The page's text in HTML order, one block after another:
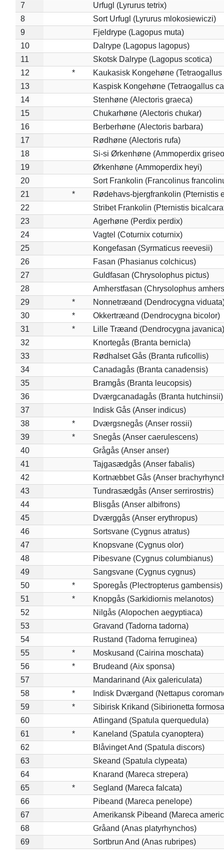
7
Urfugl (Lyrurus tetrix)
8
Sort Urfugl (Lyrurus mlokosiewiczi)
9
Fjeldrype (Lagopus muta)
10
Dalrype (Lagopus lagopus)
11
Skotsk Dalrype (Lagopus scotica)
12
*
Kaukasisk Kongehøne
13
Kaspisk Kongehøne (Tetraogallus
14
Stenhøne (Alectoris graeca)
15
Chukarhøne (Alectoris chukar)
16
Berberhøne (Alectoris barbara)
17
Rødhøne (Alectoris rufa)
18
Si-si Ørkenhøne (Ammoperdix
19
Ørkenhøne (Ammoperdix heyi)
20
Sort Frankolin (Francolinus
21
*
Rødehavs-bjergfrankolin (Pternistis
22
Stribet Frankolin (Pternistis
23
Agerhøne (Perdix perdix)
24
Vagtel (Coturnix coturnix)
25
Kongefasan (Syrmaticus reevesii)
26
Fasan (Phasianus colchicus)
27
Guldfasan (Chrysolophus pictus)
28
Amherstfasan (Chrysolophus
29
*
Nonnetræand (Dendrocygna
30
*
Okkertræand (Dendrocygna bicolor)
31
*
Lille Træand (Dendrocygna javanica)
32
Knortegås (Branta bernicla)
33
Rødhalset Gås (Branta ruficollis)
34
Canadagås (Branta canadensis)
35
Bramgås (Branta leucopsis)
36
Dværgcanadagås (Branta hutchinsii)
37
Indisk Gås (Anser indicus)
38
*
Dværgsnegås (Anser rossii)
39
*
Snegås (Anser caerulescens)
40
Grågås (Anser anser)
41
Tajgasædgås (Anser fabalis)
42
Kortnæbbet Gås (Anser
43
Tundrasædgås (Anser serrirostris)
44
Blisgås (Anser albifrons)
45
Dværggås (Anser erythropus)
46
Sortsvane (Cygnus atratus)
47
Knopsvane (Cygnus olor)
48
Pibesvane (Cygnus columbianus)
49
Sangsvane (Cygnus cygnus)
50
*
Sporegås (Plectropterus gambensis)
51
*
Knopgås (Sarkidiornis melanotos)
52
Nilgås (Alopochen aegyptiaca)
53
Gravand (Tadorna tadorna)
54
Rustand (Tadorna ferruginea)
55
*
Moskusand (Cairina moschata)
56
*
Brudeand (Aix sponsa)
57
Mandarinand (Aix galericulata)
58
*
Indisk Dværgand (Nettapus
59
*
Sibirisk Krikand (Sibirionetta
60
Atlingand (Spatula querquedula)
61
*
Kaneland (Spatula cyanoptera)
62
Blåvinget And (Spatula discors)
63
Skeand (Spatula clypeata)
64
Knarand (Mareca strepera)
65
*
Segland (Mareca falcata)
66
Pibeand (Mareca penelope)
67
Amerikansk Pibeand (Mareca
68
Gråand (Anas platyrhynchos)
69
Sortbrun And (Anas rubripes)